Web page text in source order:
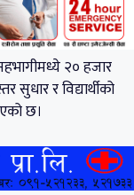
२० हजार
र विद्यार्थीको
छ।